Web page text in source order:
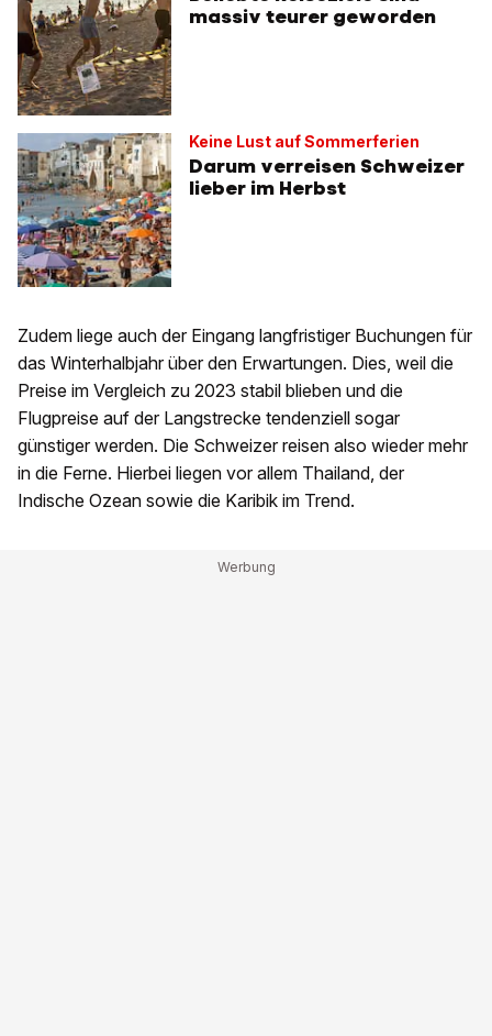
massiv teurer geworden
Keine Lust auf Sommerferien
Darum verreisen Schweizer
lieber im Herbst
Zudem liege auch der Eingang langfristiger Buchungen für
das Winterhalbjahr über den Erwartungen. Dies, weil die
Preise im Vergleich zu 2023 stabil blieben und die
Flugpreise auf der Langstrecke tendenziell sogar
günstiger werden. Die Schweizer reisen also wieder mehr
in die Ferne. Hierbei liegen vor allem Thailand, der
Indische Ozean sowie die Karibik im Trend.